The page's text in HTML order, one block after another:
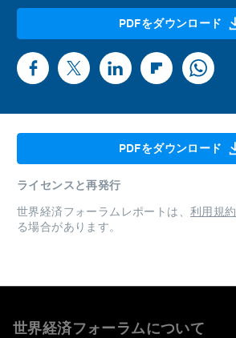
PDFをダウンロード
PDFをダウンロード
ライセンスと再発行
世界経済フォーラムレポートは、 利用規約
る場合があります。
世界経済フォーラムについて